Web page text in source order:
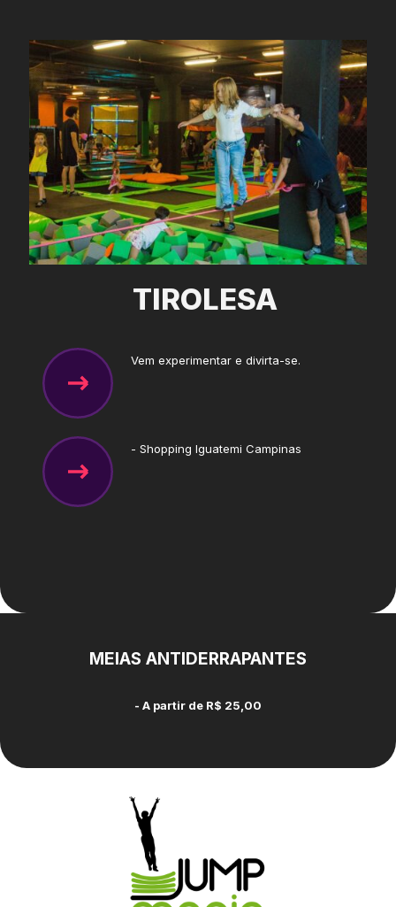
TIROLESA
Vem experimentar e divirta-se.
- Shopping Iguatemi Campinas
MEIAS ANTIDERRAPANTES
- A partir de R$ 25,00